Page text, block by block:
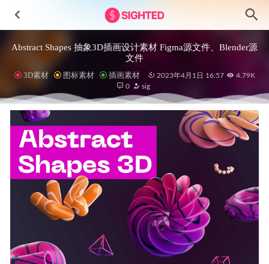
Abstract Shapes 抽象3D插画设计素材 Figma源文件、Blender源
文件
3D素材 图标素材 插画素材 2023年4月1日 16:57
4.79K
0
sig
苹果操作系统MacOS Monterey UI Kit .fig素材
2021-11-04
Base-SaaS仪表板&APP UI设计套件 .fig素材 2022-09-17
酒店预订app ui设计 .sketch素材 2022-03-19
玩偶电商app ui设计 .sketch素材 2021-01-19
消息推送仪表盘网页设计界面.sketch素材 2020-12-31